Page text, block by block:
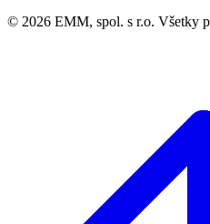
© 2026 EMM, spol. s r.o. Všetky